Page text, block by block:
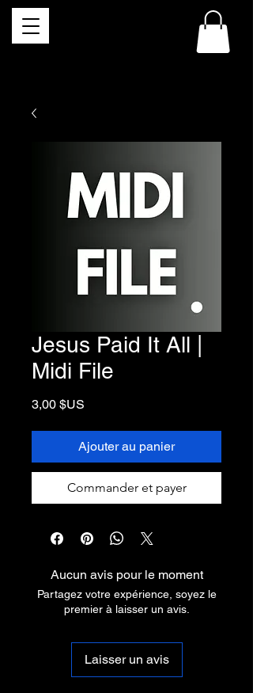
Jesus Paid It All |
Midi File
3,00 $US
Ajouter au panier
Commander et payer
Aucun avis pour le moment
Partagez votre expérience, soyez le
premier à laisser un avis.
Laisser un avis